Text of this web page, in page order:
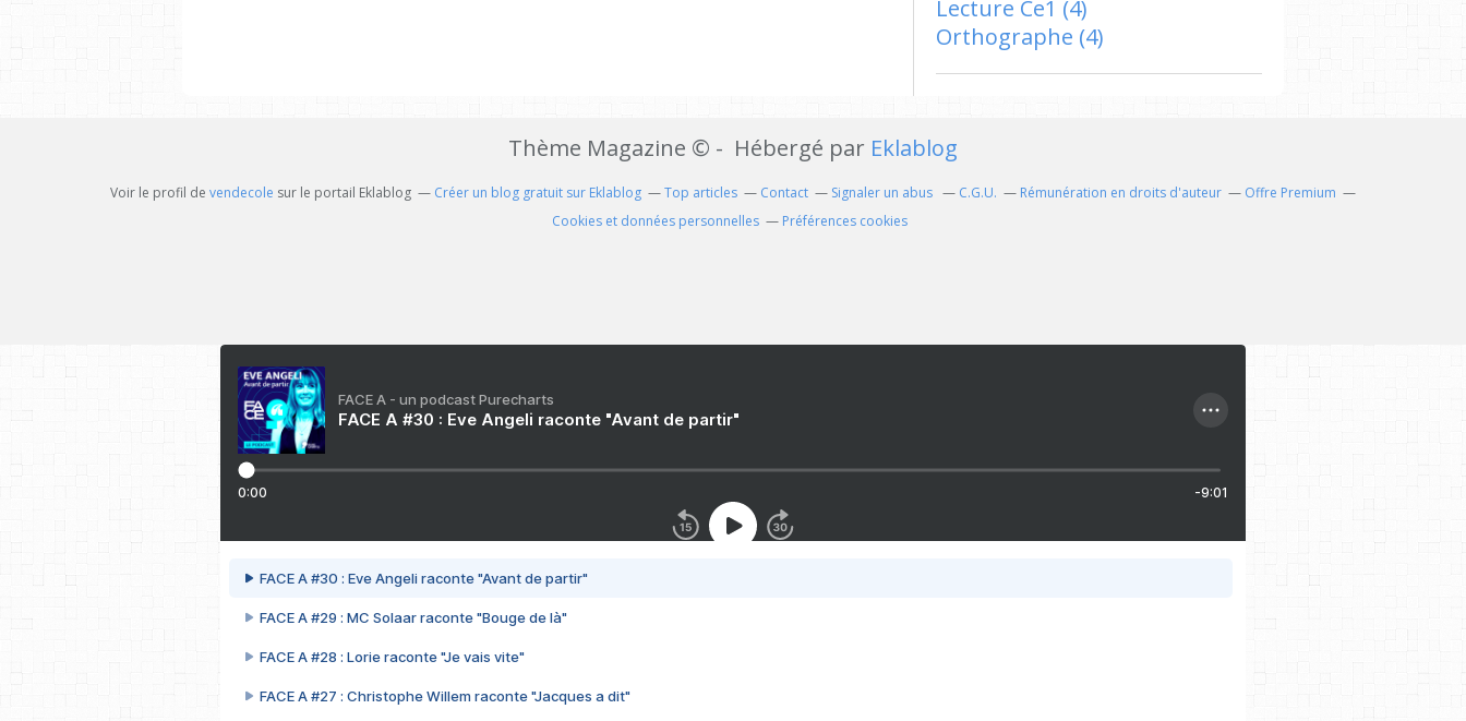
Lecture Ce1 (4)
Orthographe (4)
Thème Magazine © - Hébergé par Eklablog
Voir le profil de vendecole sur le portail Eklablog Créer un blog gratuit sur Eklablog Top articles Contact Signaler un abus C.G.U. Rémunération en droits d'auteur
Offre Premium
Cookies et données personnelles
Préférences cookies
FACE A - un podcast Purecharts
FACE A #30 : Eve Angeli raconte "Avant de partir"
0:00 -9:01
FACE A #30 : Eve Angeli raconte "Avant de partir"
FACE A #29 : MC Solaar raconte "Bouge de là"
FACE A #28 : Lorie raconte "Je vais vite"
FACE A #27 : Christophe Willem raconte "Jacques a dit"